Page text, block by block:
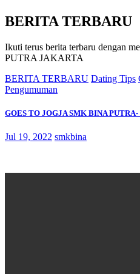
BERITA TERBARU
Ikuti terus berita terbaru dengan
PUTRA JAKARTA
BERITA TERBARU Dating Tips
Pengumuman
GOES TO JOGJA SMK BINA PUTRA-
Jul 19, 2022 smkbina